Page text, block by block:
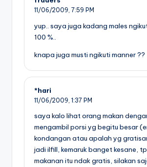
11/06/2009, 7:59 PM
yup.. saya juga kadang males
100 %..
knapa juga musti ngikuti manner ??
*hari
11/06/2009, 1:37 PM
saya kalo lihat orang makan
mengambil porsi yg begitu besar
kondangan atau apalah yg
jadi ilfill, kemaruk banget kesane,
makanan itu ndak gratis, silakan